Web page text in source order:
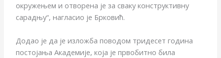
окружењем и отворена је за сваку конструктивну
сарадњу“, нагласио је Брковић.
Додао је да је изложба поводом тридесет година
постојања Академије, која је првобитно била